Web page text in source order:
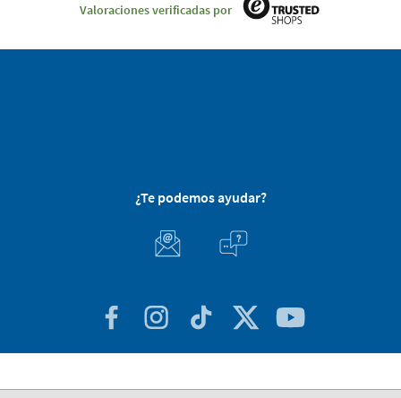
Valoraciones verificadas por
¿Te podemos ayudar?